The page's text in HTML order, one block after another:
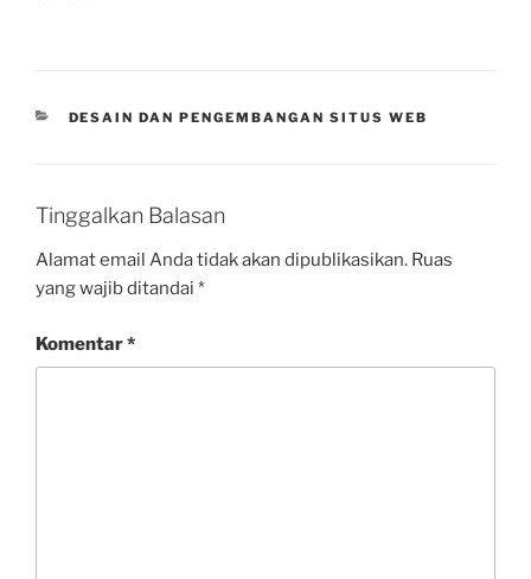
CATEGORIES
DESAIN DAN PENGEMBANGAN SITUS WEB
Tinggalkan Balasan
Alamat email Anda tidak akan dipublikasikan. Ruas
yang wajib ditandai *
Komentar*